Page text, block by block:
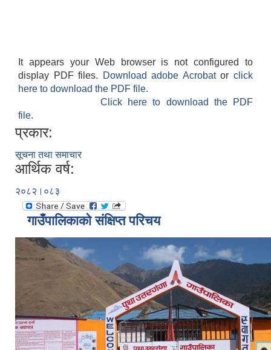
It appears your Web browser is not configured to
display PDF files.
Download adobe Acrobatorclick
here to download the PDF file.
Click here to download the PDF
file.
प्रकार:
सूचना तथा समाचार
आर्थिक वर्ष:
२०८२।०८३
गाउँपालिकाको संक्षिप्त परिचय